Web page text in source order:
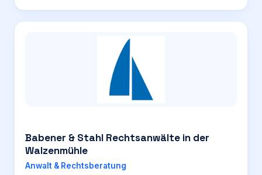
Babener & Stahl Rechtsanwälte in der
Walzenmühle
Anwalt & Rechtsberatung